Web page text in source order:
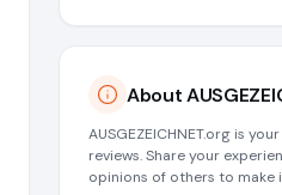
About
AUSGEZEICHNET.org is
reviews. Share your
opinions of others to make